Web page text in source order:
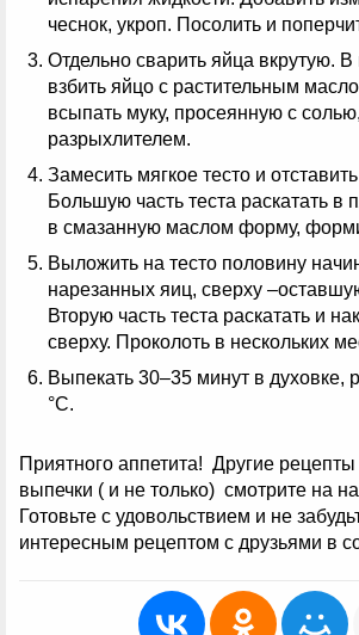
чеснок, укроп. Посолить и
Отдельно сварить яйца вкрутую. В
взбить яйцо с растительным
всыпать муку, просеянную с
разрыхлителем.
Замесить мягкое тесто и
Большую часть теста раскатать в
в смазанную маслом форму,
Выложить на тесто половину
нарезанных яиц, сверху
Вторую часть теста раскатать и
сверху. Проколоть в нескольких
Выпекать 30–35 минут в духовке,
°С.
Приятного аппетита! Другие рецепты
выпечки ( и не только) смотрите на
Готовьте с удовольствием и не
интересным рецептом с друзьями в